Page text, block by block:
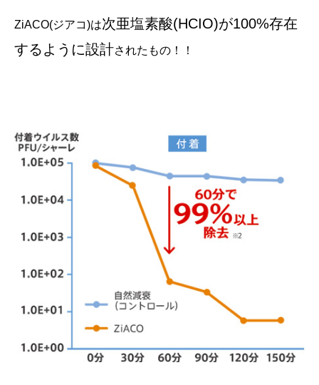
ZiACO(ジアコ)は次亜塩素酸(HCIO)が100%存在
するように設計されたもの！！